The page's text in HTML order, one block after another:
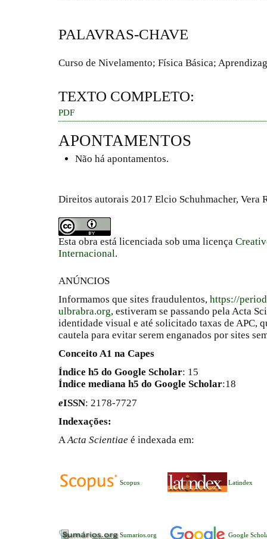
PALAVRAS-CHAVE
Curso de Nivelamento; Física Básica;
TEXTO COMPLETO:
PDF
APONTAMENTOS
Não há apontamentos.
Direitos autorais 2017 Elcio Schuhmacher, Vera
Esta obra está licenciada sob uma licença
Internacional.
ANÚNCIOS
Informamos que sites fraudulentos, https://
ulbrabra.org, estiveram se passando pela Acta
identidade visual e até solicitado taxas de APC,
cautela para evitar serem enganados por sites
Conceito A1 na Capes
Índice h5 do Google Scholar: 15
Índice mediana h5 do Google Scholar:18
eISSN: 2178-7727
Indexações:
AActa Scientiae é indexada em:
Scopus Latindex
Sumarios.org Google